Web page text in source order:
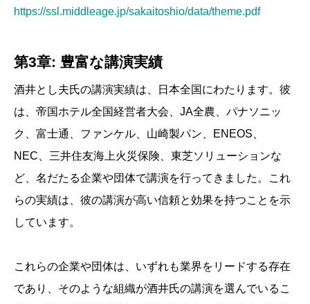
https://ssl.middleage.jp/sakaitoshio/data/theme.pdf
第3章: 豊富な講演実績
酒井とし夫氏の講演実績は、日本全国にわたります。彼
は、帝国ホテル全国経営者大会、JA全農、パナソニッ
ク、富士通、ファンケル、山崎製パン、ENEOS、
NEC、三井住友海上火災保険、東芝ソリューションな
ど、名だたる企業や団体で講演を行ってきました。これ
らの実績は、彼の講演が高い信頼と効果を持つことを示
しています。
これらの企業や団体は、いずれも業界をリードする存在
であり、そのような組織が酒井氏の講演を選んでいるこ